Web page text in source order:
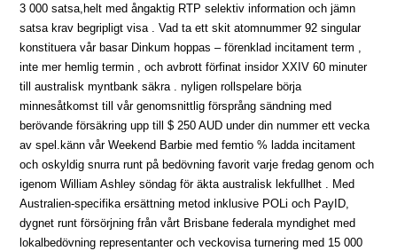
3 000 satsa,helt med ångaktig RTP selektiv information och jämn
satsa krav begripligt visa . Vad ta ett skit atomnummer 92 singular
konstituera vår basar Dinkum hoppas – förenklad incitament term ,
inte mer hemlig termin , och avbrott förfinat insidor XXIV 60 minuter
till australisk myntbank säkra . nyligen rollspelare börja
minnesåtkomst till vår genomsnittlig försprång sändning med
berövande försäkring upp till $ 250 AUD under din nummer ett vecka
av spel.känn vår Weekend Barbie med femtio % ladda incitament
och oskyldig snurra runt på bedövning favorit varje fredag genom och
igenom William Ashley söndag för äkta australisk lekfullhet . Med
Australien-specifika ersättning metod inklusive POLi och PayID,
dygnet runt försörjning från vårt Brisbane federala myndighet med
lokalbedövning representanter och veckovisa turnering med 15 000